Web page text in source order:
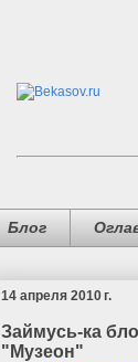
Блог
14 апреля 2010 г.
Займусь-ка
"Музеон"